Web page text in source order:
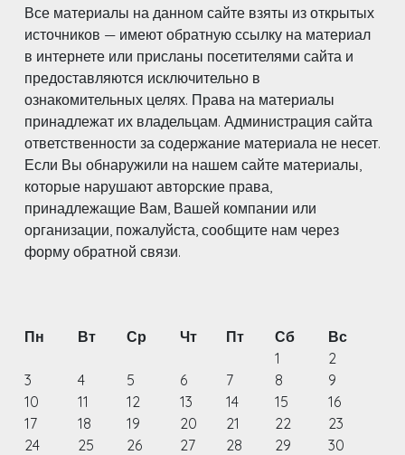
Все материалы на данном сайте взяты из открытых
источников — имеют обратную ссылку на материал
в интернете или присланы посетителями сайта и
предоставляются исключительно в
ознакомительных целях. Права на материалы
принадлежат их владельцам. Администрация сайта
ответственности за содержание материала не несет.
Если Вы обнаружили на нашем сайте материалы,
которые нарушают авторские права,
принадлежащие Вам, Вашей компании или
организации, пожалуйста, сообщите нам через
форму обратной связи.
Пн Вт Ср Чт Пт Сб
Вс
1
2
3
4 5 6 7 8
9
10
11 12 13 14 15
16
17
18 19 20 21 22
23
24
25 26 27 28 29
30